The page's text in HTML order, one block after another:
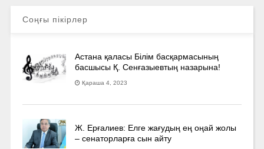
Соңғы пікірлер
Астана қаласы Білім басқармасының
басшысы Қ. Сенғазыевтың назарына!
Қараша 4, 2023
Ж. Ерғалиев: Елге жағудың ең оңай жолы
– сенаторларға сын айту